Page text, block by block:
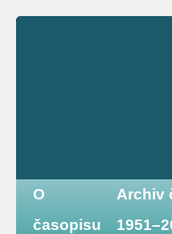
O
časopisu
Archiv